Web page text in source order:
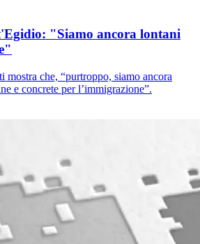
"Siamo ancora lontani
mostra che, “purtroppo, siamo ancora
e concrete per l’immigrazione”.